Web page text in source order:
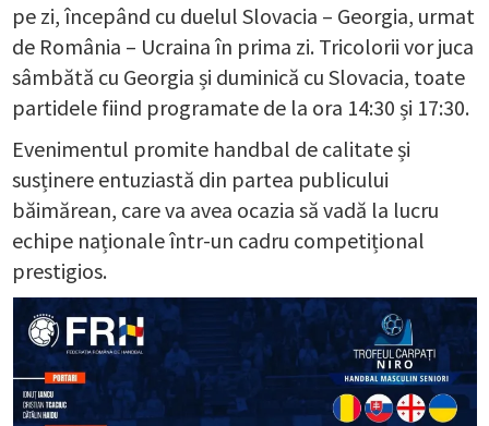
pe zi, începând cu duelul Slovacia – Georgia, urmat
de România – Ucraina în prima zi. Tricolorii vor juca
sâmbătă cu Georgia și duminică cu Slovacia, toate
partidele fiind programate de la ora 14:30 și 17:30.
Evenimentul promite handbal de calitate și
susținere entuziastă din partea publicului
băimărean, care va avea ocazia să vadă la lucru
echipe naționale într-un cadru competițional
prestigios.